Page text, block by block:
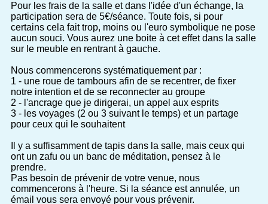
Pour les frais de la salle et dans l'idée d'un échange, la
participation sera de 5€/séance. Toute fois, si pour
certains cela fait trop, moins ou l'euro symbolique ne pose
aucun souci. Vous aurez une boite à cet effet dans la salle
sur le meuble en rentrant à gauche.
Nous commencerons systématiquement par :
1 - une roue de tambours afin de se recentrer, de fixer
notre intention et de se reconnecter au groupe
2 - l'ancrage que je dirigerai, un appel aux esprits
3 - les voyages (2 ou 3 suivant le temps) et un partage
pour ceux qui le souhaitent
Il y a suffisamment de tapis dans la salle, mais ceux qui
ont un zafu ou un banc de méditation, pensez à le
prendre.
Pas besoin de prévenir de votre venue, nous
commencerons à l'heure. Si la séance est annulée, un
émail vous sera envoyé pour vous prévenir.